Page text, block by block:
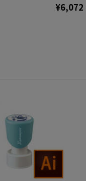
¥6,072